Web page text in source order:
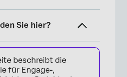
Sie hier?
Einfügen von Inhalten in
beschreibt die
für Engage-,